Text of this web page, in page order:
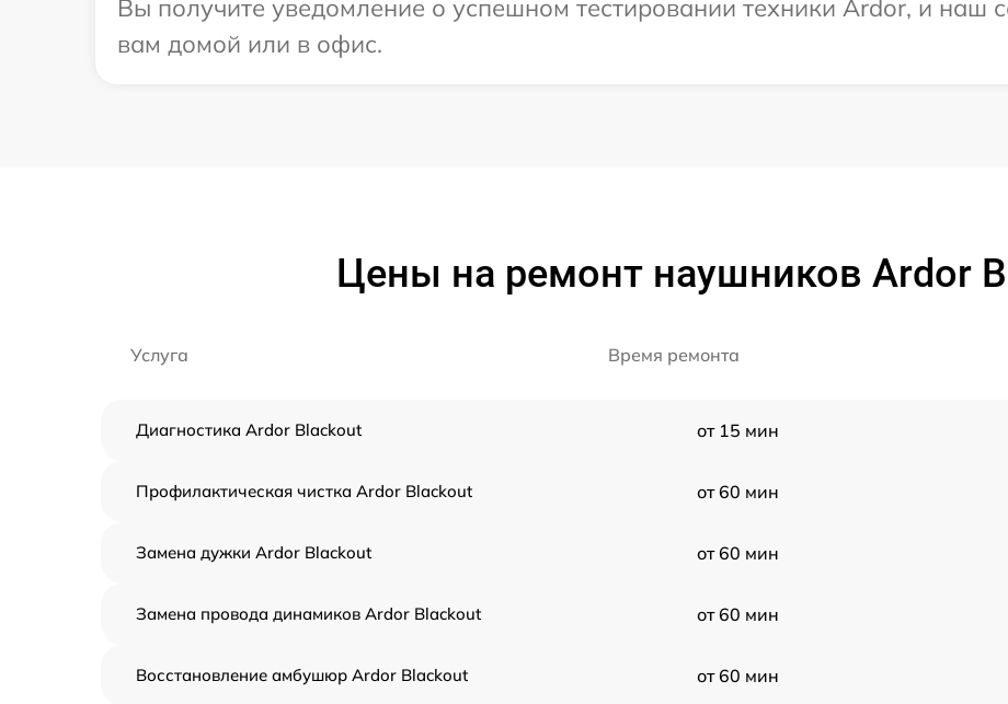
Вы получите уведомление о успешном тестировании техники Ardor, и наш
вам домой или в офис.
Цены на ремонт наушников Ardor
Услуга Время ремонта
Диагностика Ardor Blackout от 15 мин
Профилактическая чистка Ardor Blackout от 60 мин
Замена дужки Ardor Blackout от 60 мин
Замена провода динамиков Ardor Blackout от 60 мин
Восстановление амбушюр Ardor Blackout от 60 мин